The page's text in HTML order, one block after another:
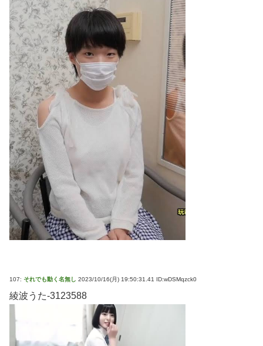
107: それでも動く名無し 2023/10/16(月) 19:50:31.41 ID:wDSMqzck0
綾波うた-3123588